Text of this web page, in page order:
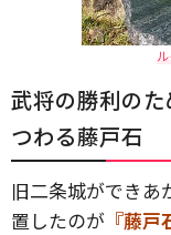
武将の勝利の
つわる藤戸石
旧二条城ができあ
置したのが 『藤戸